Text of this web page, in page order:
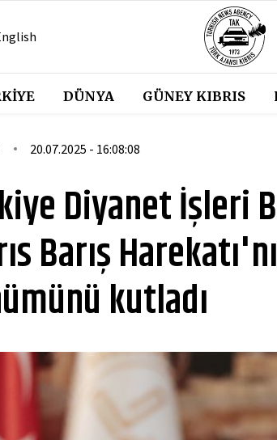
DÜNYA GÜNEY KIBRIS
20.07.2025 - 16:08:08
Diyanet İşleri
Barış
kutladı